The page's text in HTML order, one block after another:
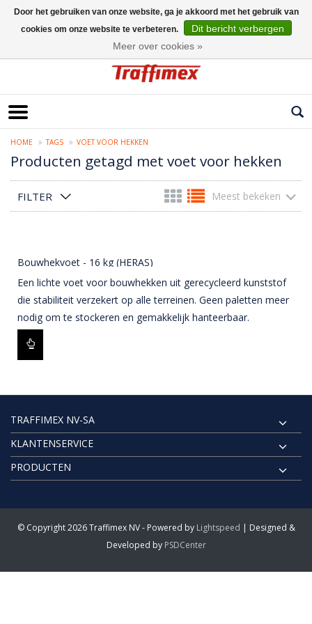
HOME TAGS VOET VOOR HEKKEN
Producten getagd met voet voor hekken
FILTER Meest bekeken
Bouwhekvoet - 16 kg (HERAS)
Een lichte voet voor bouwhekken uit gerecycleerd kunststof
die stabiliteit verzekert op alle terreinen. Geen paletten meer
nodig om te stockeren en gemakkelijk hanteerbaar.
TRAFFIMEX NV-SA
KLANTENSERVICE
PRODUCTEN
© Copyright 2026 Traffimex NV - Powered by Lightspeed | Designed &
Developed by PSDCenter
Door het gebruiken van onze website, ga je akkoord met het gebruik van
cookies om onze website te verbeteren.
Dit bericht verbergen
Meer over cookies »